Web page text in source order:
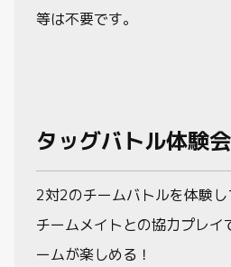
等は不要です。
タッグバトル体験会
2対2のチームバトルを体験し
チームメイトとの協力プレイ
ームが楽しめる！